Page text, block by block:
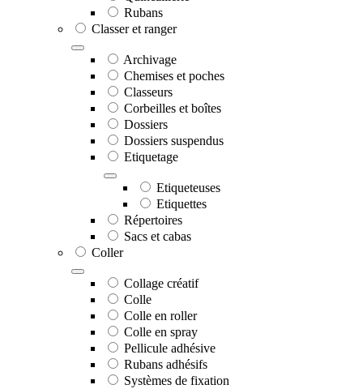
Rubans
Classer et ranger
Archivage
Chemises et poches
Classeurs
Corbeilles et boîtes
Dossiers
Dossiers suspendus
Etiquetage
Etiqueteuses
Etiquettes
Répertoires
Sacs et cabas
Coller
Collage créatif
Colle
Colle en roller
Colle en spray
Pellicule adhésive
Rubans adhésifs
Systèmes de fixation